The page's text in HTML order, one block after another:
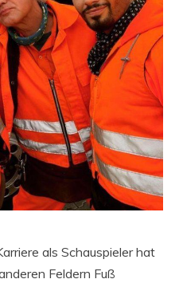
als Schauspieler hat
Feldern Fuß